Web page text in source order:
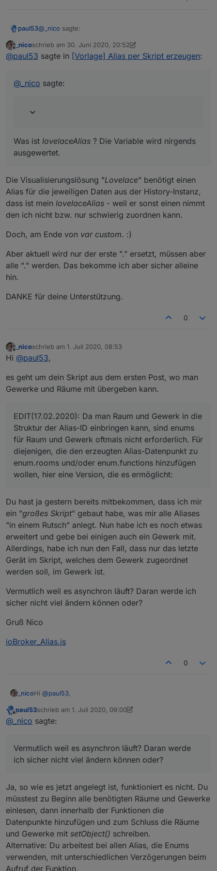
var typeAlias, read, write, role, desc, min,
const idAliaOnOff11 = 'Test.On6';
const idReadOnOff11 =
        obj.common.alias.id.write = idSrc;
in
geändert. Scheint zu gehen.
paul53@ _nico sagte:
Der lovelaceAlias muss statt "." "_" haben.
Was ist
ausgewertet.
Offline
_nicoschrieb am 30. Juni 2020, 20:52
zuletzt editiert von _nico
@paul53 sagte in [Vorlage] Alias per Skript erzeugen:
@ _nico sagte:
Was ist lovelaceAlias ? Die Variable wird nirgends
ausgewertet.
Die Visualisierungslösung "Lovelace" benötigt einen
Alias für die jeweiligen Daten aus der History-Instanz,
dass ist mein lovelaceAlias - weil er sonst einen nimmt
den ich nicht bzw. nur schwierig zuordnen kann.
Doch, am Ende von var custom. :)
Aber aktuell wird nur der erste "." ersetzt, müssen aber
alle "." werden. Das bekomme ich aber sicher alleine
hin.
DANKE für deine Unterstützung.
0
Offline
_nicoschrieb am 1. Juli 2020, 08:53
zuletzt editiert von
Hi @paul53,
es geht um dein Skript aus dem ersten Post, wo man
Gewerke und Räume mit übergeben kann.
EDIT(17.02.2020): Da man Raum und Gewerk in die
Struktur der Alias-ID einbringen kann, sind enums
für Raum und Gewerk oftmals nicht erforderlich. Für
diejenigen, die den erzeugten Alias-Datenpunkt zu
enum.rooms und/oder enum.functions hinzufügen
wollen, hier eine Version, die es ermöglicht:
Du hast ja gestern bereits mitbekommen, dass ich mir
ein "großes Skript" gebaut habe, was mir alle Aliases
"in einem Rutsch" anlegt. Nun habe ich es noch etwas
erweitert und gebe bei einigen auch ein Gewerk mit.
Allerdings, habe ich nun den Fall, dass nur das letzte
Gerät im Skript, welches dem Gewerk zugeordnet
werden soll, im Gewerk ist.
Vermutlich weil es asynchron läuft? Daran werde ich
sicher nicht viel ändern können oder?
Gruß Nico
ioBroker_Alias.js
0
_nicoHi @paul53
es geht um dein Skript aus dem ersten Post, wo man
Gewerke und Räume mit übergeben kann.
Struktur der Alias-ID einbringen kann, sind enums
für Raum und Gewerk oftmals nicht erforderlich.
hinzufügen wollen, hier eine Version, die es
ermöglicht:
Du hast ja gestern bereits mitbekommen, dass ich mir ein
"großes Skript" gebaut habe, was mir alle Aliases "in
erweitert und gebe bei einigen auch ein Gewerk mit.
Allerdings, habe ich nun den Fall, dass nur das letzte
Gerät im Skript, welches dem Gewerk zugeordnet
werden soll, im Gewerk ist.
sicher nicht viel ändern können oder?
Gruß Nico
ioBroker_Alias.js
Offline
paul53schrieb am 1. Juli 2020, 09:00
zuletzt editiert von paul537. Jan. 2020, 11:05
@ _nico sagte:
Vermutlich weil es asynchron läuft? Daran werde
ich sicher nicht viel ändern können oder?
Ja, so wie es jetzt angelegt ist, funktioniert es nicht. Du
müsstest zu Beginn alle benötigten Räume und Gewerke
einlesen, dann innerhalb der Funktionen die
Datenpunkte hinzufügen und zum Schluss die Räume
und Gewerke mit setObject() schreiben.
Alternative: Du arbeitest bei allen Alias, die Enums
verwenden, mit unterschiedlichen Verzögerungen beim
Aufruf der Funktion.